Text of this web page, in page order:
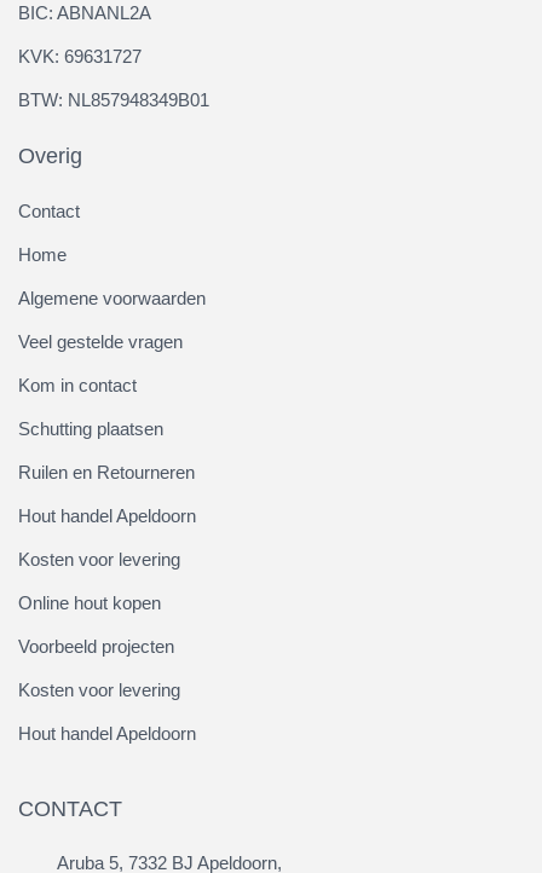
BIC: ABNANL2A
KVK: 69631727
BTW: NL857948349B01
Overig
Contact
Home
Algemene voorwaarden
Veel gestelde vragen
Kom in contact
Schutting plaatsen
Ruilen en Retourneren
Hout handel Apeldoorn
Kosten voor levering
Online hout kopen
Voorbeeld projecten
Kosten voor levering
Hout handel Apeldoorn
CONTACT
Aruba 5, 7332 BJ Apeldoorn,